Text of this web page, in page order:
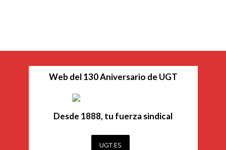
Web del 130 Aniversario de UGT
Desde 1888, tu fuerza sindical
UGT.ES